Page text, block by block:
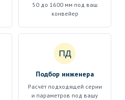
50 до 1600 мм под ваш
конвейер
ПД
Подбор инженера
Расчёт подходящей серии
и параметров под вашу